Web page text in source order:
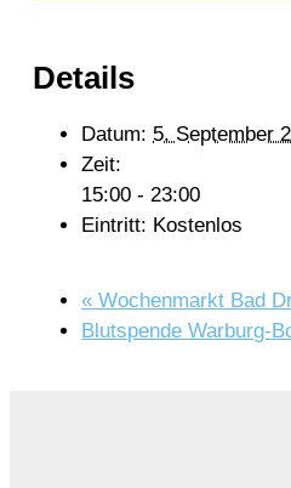
Details
Datum: 5. September
Zeit:
15:00 - 23:00
Eintritt: Kostenlos
« Wochenmarkt Bad
Blutspende Warburg-